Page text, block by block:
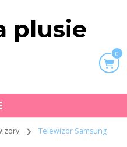
plusie
0
Telewizor Samsung